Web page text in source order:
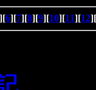
][6][7][8][9][10][11][12][